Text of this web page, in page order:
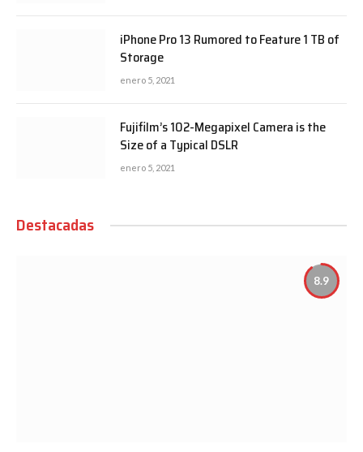
iPhone Pro 13 Rumored to Feature 1 TB of
Storage
enero 5, 2021
Fujifilm’s 102-Megapixel Camera is the
Size of a Typical DSLR
enero 5, 2021
Destacadas
8.9